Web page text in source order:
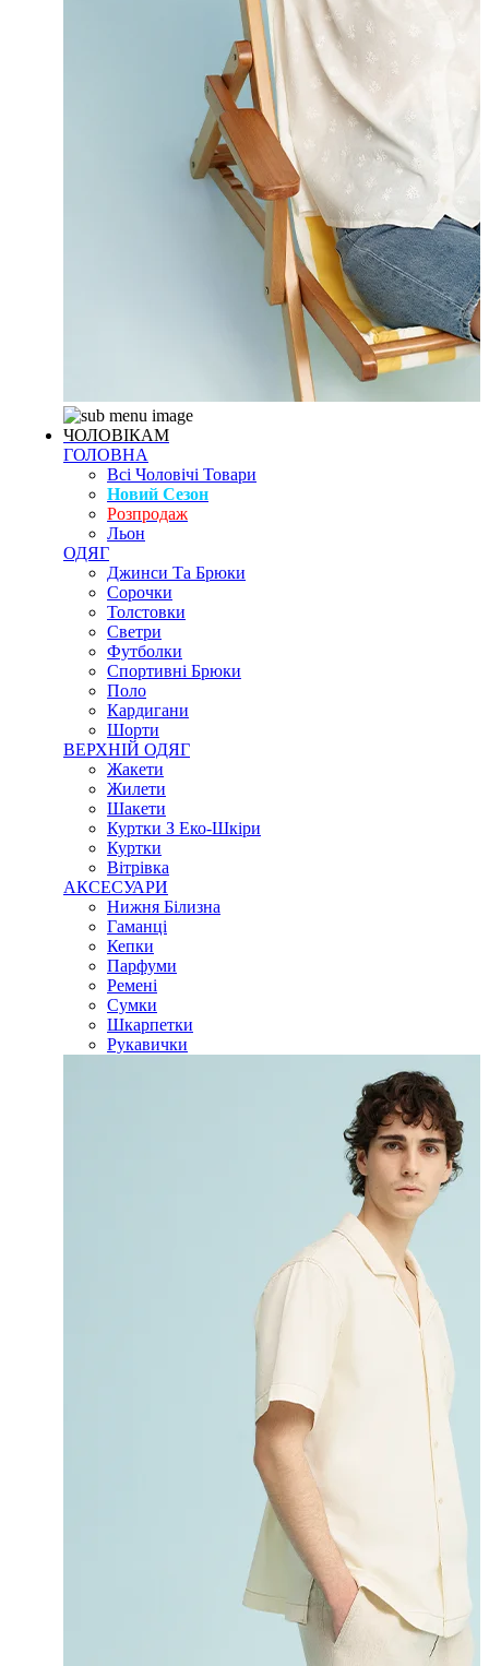
ЧОЛОВІКАМ
ГОЛОВНА
Всі Чоловічі Товари
Новий Сезон
Розпродаж
Льон
ОДЯГ
Джинси Та Брюки
Сорочки
Толстовки
Светри
Футболки
Спортивні Брюки
Поло
Кардигани
Шорти
ВЕРХНІЙ ОДЯГ
Жакети
Жилети
Шакети
Куртки З Еко-Шкіри
Куртки
Вітрівка
АКСЕСУАРИ
Нижня Білизна
Гаманці
Кепки
Парфуми
Ремені
Сумки
Шкарпетки
Рукавички